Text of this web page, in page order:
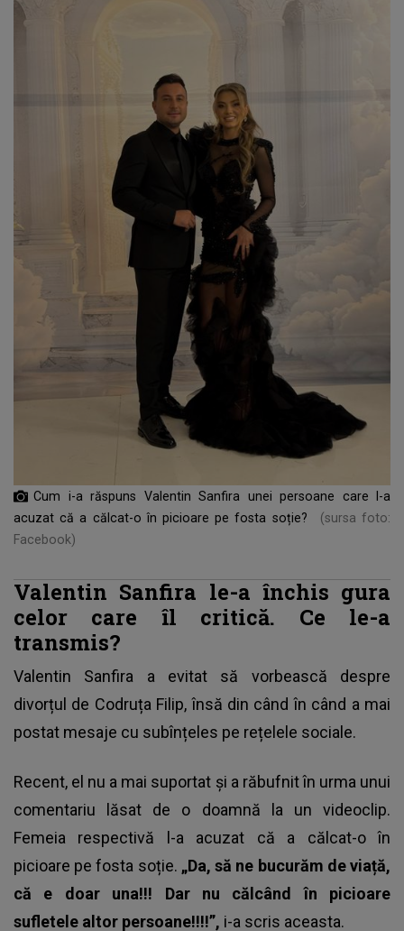
Cum i-a răspuns Valentin Sanfira unei persoane care l-a
acuzat că a călcat-o în picioare pe fosta soție?
(sursa foto:
Facebook)
Valentin Sanfira le-a închis gura
celor care îl critică. Ce le-a
transmis?
Valentin Sanfira a evitat să vorbească despre
divorțul de Codruța Filip, însă din când în când a mai
postat mesaje cu subînțeles pe rețelele sociale.
Recent, el nu a mai suportat și a răbufnit în urma unui
comentariu lăsat de o doamnă la un videoclip.
Femeia respectivă l-a acuzat că a călcat-o în
picioare pe fosta soție. „Da, să ne bucurăm de viață,
că e doar una!!! Dar nu călcând în picioare
sufletele altor persoane!!!!”, i-a scris aceasta.